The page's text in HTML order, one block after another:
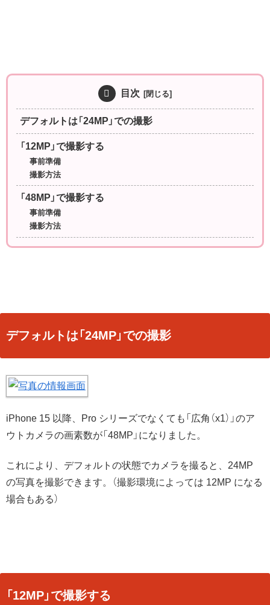
目次
デフォルトは「24MP」での撮影
「12MP」で撮影する
事前準備
撮影方法
「48MP」で撮影する
事前準備
撮影方法
デフォルトは「24MP」での撮影
iPhone 15 以降、Pro シリーズでなくても「広角（x1）」のア
ウトカメラの画素数が「48MP」になりました。
これにより、デフォルトの状態でカメラを撮ると、24MP
の写真を撮影できます。（撮影環境によっては 12MP になる
場合もある）
「12MP」で撮影する